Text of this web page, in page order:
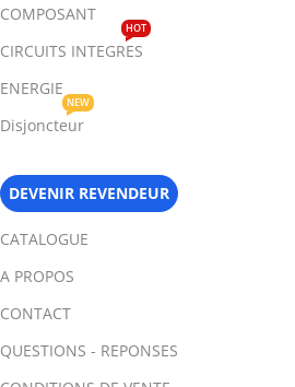
COMPOSANT
CIRCUITS INTEGRES
HOT
ENERGIE
Disjoncteur
NEW
DEVENIR REVENDEUR
CATALOGUE
A PROPOS
CONTACT
QUESTIONS - REPONSES